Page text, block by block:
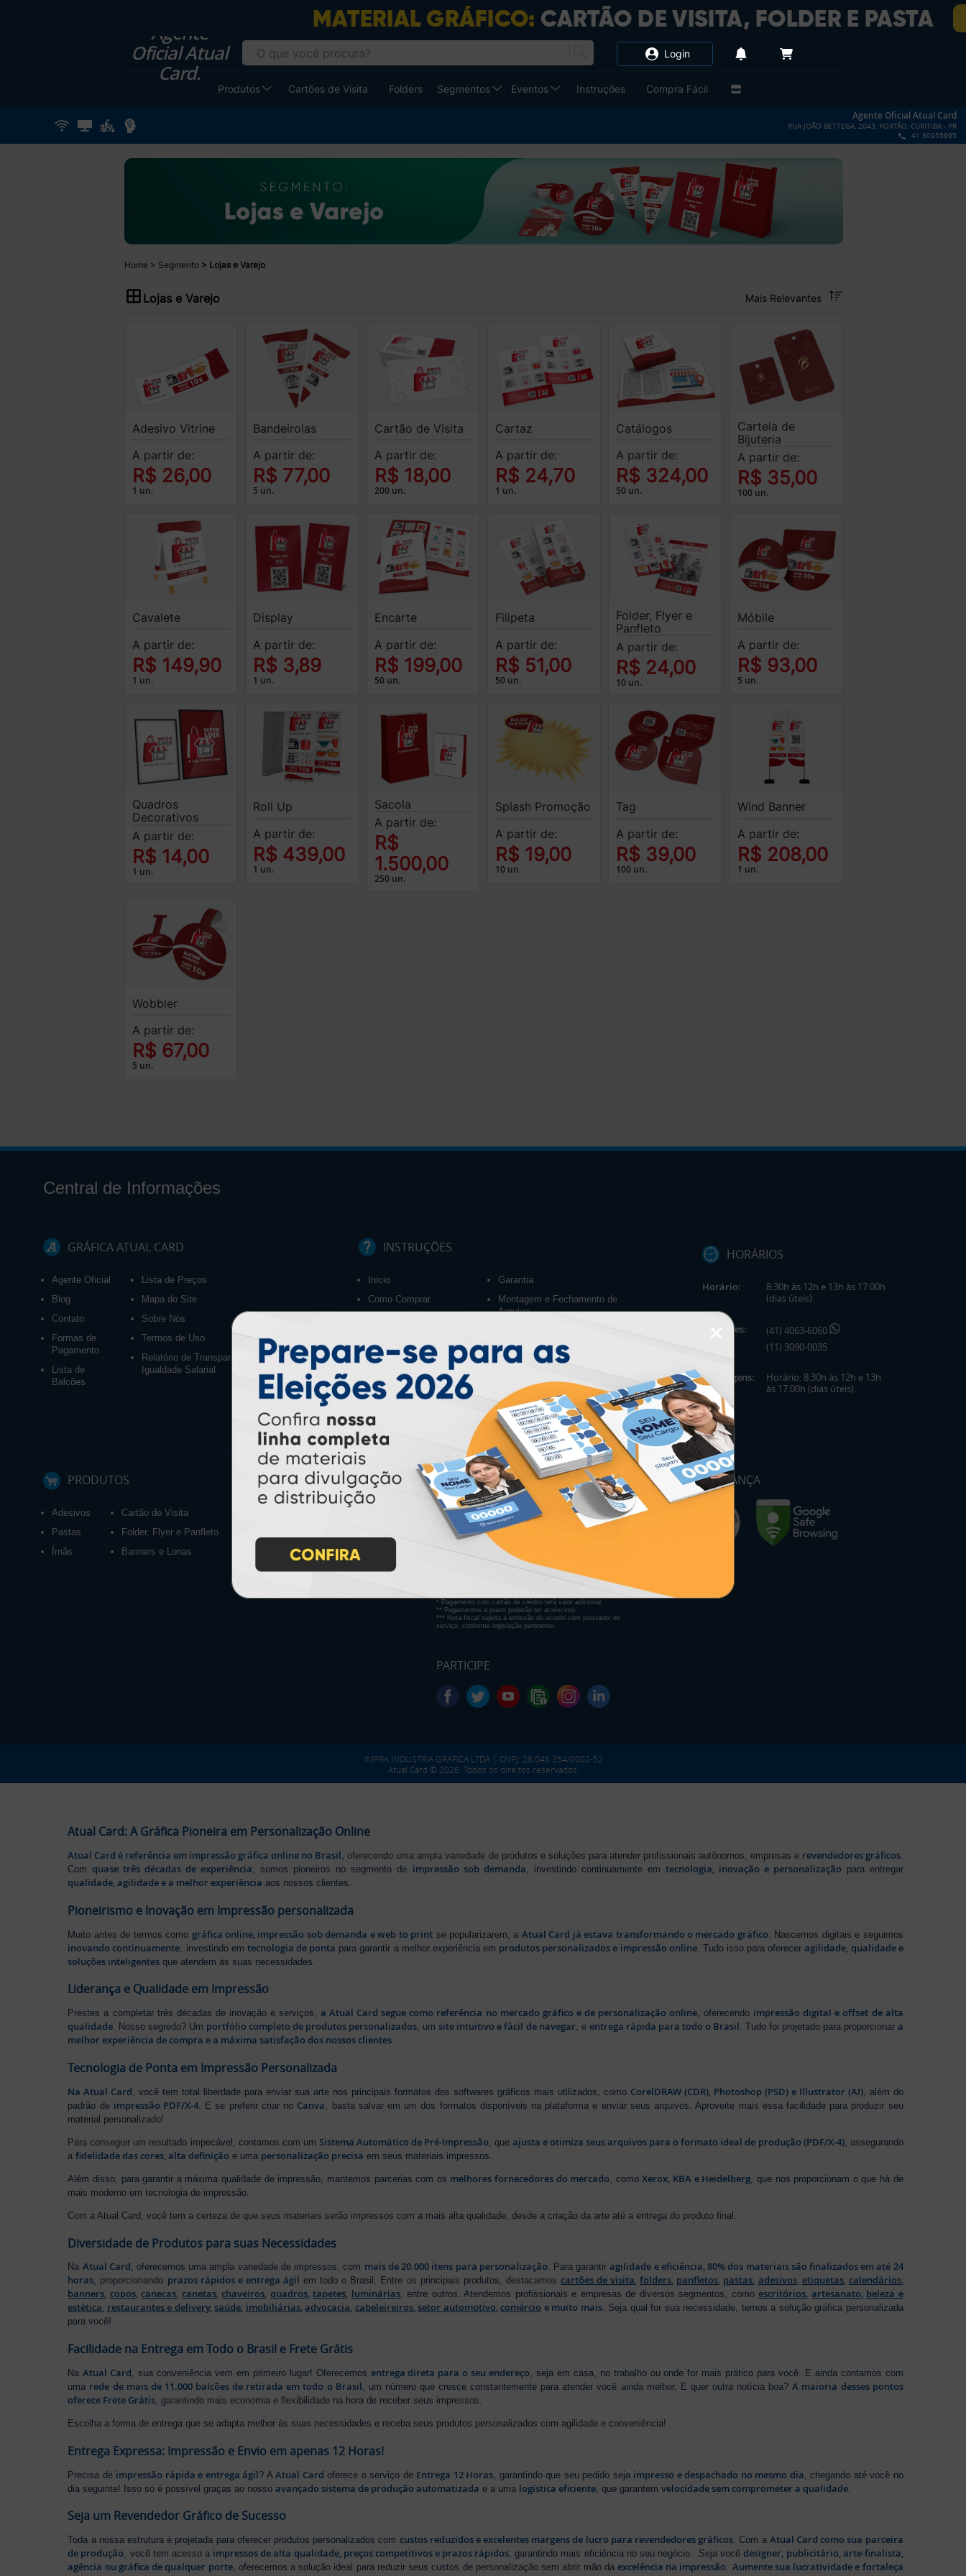
Agente
Oficial Atual
Card.
Produtos Cartões de Visita Folders Segmentos Eventos Instruções Compra Fácil
Login
Agente Oficial Atual Card
RUA JOÃO BETTEGA, 2043, PORTÃO, CURITIBA - PR
41 30955695
Home Segmento Lojas e Varejo
Lojas e Varejo
Adesivo Vitrine
A partir de:
R$ 26,00
1 un.
Bandeirolas
A partir de:
R$ 77,00
5 un.
Cartão de Visita
A partir de:
R$ 18,00
200 un.
Cartaz
A partir de:
R$ 24,70
1 un.
Catálogos
A partir de:
R$ 324,00
50 un.
Cartela de
Bijuteria
A partir de:
R$ 35,00
100 un.
Cavalete
A partir de:
R$ 149,90
1 un.
Display
A partir de:
R$ 3,89
1 un.
Encarte
A partir de:
R$ 199,00
50 un.
Filipeta
A partir de:
R$ 51,00
50 un.
Folder, Flyer e
Panfleto
A partir de:
R$ 24,00
10 un.
Móbile
A partir de:
R$ 93,00
5 un.
Quadros
Decorativos
A partir de:
R$ 14,00
1 un.
Roll Up
A partir de:
R$ 439,00
1 un.
Sacola
A partir de:
R$
1.500,00
250 un.
Splash Promoção
A partir de:
R$ 19,00
10 un.
Tag
A partir de:
R$ 39,00
100 un.
Wind Banner
A partir de:
R$ 208,00
1 un.
Wobbler
A partir de:
R$ 67,00
5 un.
Central de Informações
GRÁFICA ATUAL CARD
Agente Oficial
Blog
Contato
Formas de
Pagamento
Lista de
Balcões
Lista de Preços
Mapa do Site
Sobre Nós
Termos de Uso
Relatório de Transparência e
Igualdade Salarial
INSTRUÇÕES
Inicio
Como Comprar
Entrega 12 Horas
Garantia
Montagem e Fechamento de
Arquivo
HORÁRIOS
Horário:
8:30h às 12h e 13h às 17:00h
(dias úteis).
Telefones:
(41) 4063-6060
(11) 3090-0035
Mensagens:
Horário: 8:30h às 12h e 13h
às 17:00h (dias úteis).
PRODUTOS
Adesivos
Pastas
Ímãs
Cartão de Visita
Folder, Flyer e Panfleto
Banners e Lonas
PAGUE COM
* Pagamento com cartão de crédito terá valor adicional.
** Pagamentos a prazo poderão ter acréscimo.
*** Nota fiscal sujeita a emissão de acordo com prestador de
serviço, conforme legislação pertinente.
PARTICIPE
SEGURANÇA
IMPRA INDUSTRIA GRAFICA LTDA | CNPJ: 28.045.354/0002-52
Atual Card © 2026. Todos os direitos reservados.
Atual Card: A Gráfica Pioneira em Personalização Online
Atual Card é referência em impressão gráfica online no Brasil , oferecendo uma ampla variedade de produtos e soluções para atender profissionais autônomos, empresas e revendedores gráficos.
Comquase três décadas de experiência , somos pioneiros no segmento de impressão sob demanda , investindo continuamente em tecnologia, inovação e personalização para entregar
qualidade, agilidade e a melhor experiência aos nossos clientes.
Pioneirismo e Inovação em Impressão personalizada
Muito antes de termos como gráfica online, impressão sob demanda e web to print se popularizarem, a Atual Card já estava transformando o mercado gráfico . Nascemos digitais e seguimos
inovando continuamente , investindo em tecnologia de ponta para garantir a melhor experiência em produtos personalizados e impressão online. Tudo isso para ofereceragilidade, qualidade e
soluções inteligentes que atendem às suas necessidades.
Liderança e Qualidade em Impressão
Prestes a completar três décadas de inovação e serviços,a Atual Card segue como referência no mercado gráfico e de personalização online, oferecendo impressão digital e offset de alta
qualidade. Nosso segredo? Um portfólio completo de produtos personalizados, um site intuitivo e fácil de navegar, e entrega rápida para todo o Brasil. Tudo foi projetado para proporcionar a
melhor experiência de compra e a máxima satisfação dos nossos clientes.
Tecnologia de Ponta em Impressão Personalizada
Na Atual Card, você tem total liberdade para enviar sua arte nos principais formatos dos softwares gráficos mais utilizados, como CorelDRAW (CDR), Photoshop (PSD) e Illustrator (AI), além do
padrão de impressão PDF/X-4. E se preferir criar no Canva, basta salvar em um dos formatos disponíveis na plataforma e enviar seus arquivos. Aproveite mais essa facilidade para produzir seu
material personalizado!
Para conseguir um resultado impecável, contamos com um Sistema Automático de Pré-Impressão , queajusta e otimiza seus arquivos para o formato ideal de produção (PDF/X-4), assegurando
afidelidade das cores, alta definição e uma personalização precisa em seus materiais impressos.
Além disso, para garantir a máxima qualidade de impressão, mantemos parcerias com os melhores fornecedores do mercado , comoXerox, KBA e Heidelberg , que nos proporcionam o que há de
mais moderno em tecnologia de impressão.
Com a Atual Card, você tem a certeza de que seus materiais serão impressos com a mais alta qualidade, desde a criação da arte até a entrega do produto final.
Diversidade de Produtos para suas Necessidades
Na Atual Card, oferecemos uma ampla variedade de impressos, com mais de 20.000 itens para personalização. Para garantiragilidade e eficiência, 80% dos materiais são finalizados em até 24
horas, proporcionando prazos rápidos e entrega ágil em todo o Brasil. Entre os principais produtos, destacamos cartões de visita,folders, panfletos, pastas, adesivos, etiquetas, calendários,
banners, copos,canecas, canetas,chaveiros, quadros,tapetes, luminárias, entre outros. Atendemos profissionais e empresas de diversos segmentos, comoescritórios, artesanato, beleza e
estética, restaurantes e delivery, saúde, imobiliárias,advocacia, cabeleireiros, setor automotivo,comércio e muito mais. Seja qual for sua necessidade, temos a solução gráfica personalizada
para você!
Facilidade na Entrega em Todo o Brasil e Frete Grátis
NaAtual Card, sua conveniência vem em primeiro lugar! Oferecemos entrega direta para o seu endereço, seja em casa, no trabalho ou onde for mais prático para você. E ainda contamos com
uma rede de mais de 11.000 balcões de retirada em todo o Brasil, um número que cresce constantemente para atender você ainda melhor. E quer outra notícia boa?A maioria desses pontos
oferece Frete Grátis, garantindo mais economia e flexibilidade na hora de receber seus impressos.
Escolha a forma de entrega que se adapta melhor às suas necessidades e receba seus produtos personalizados com agilidade e conveniência!
Entrega Expressa: Impressão e Envio em apenas 12 Horas!
Precisa de impressão rápida e entrega ágil? AAtual Card oferece o serviço de Entrega 12 Horas , garantindo que seu pedido seja impresso e despachado no mesmo dia , chegando até você no
dia seguinte! Isso só é possível graças ao nossoavançado sistema de produção automatizada e a uma logística eficiente , que garantemvelocidade sem comprometer a qualidade
Seja um Revendedor Gráfico de Sucesso
Toda a nossa estrutura é projetada para oferecer produtos personalizados com custos reduzidos e excelentes margens de lucro para revendedores gráficos. Com a Atual Card como sua parceira
de produção, você tem acesso a impressos de alta qualidade, preços competitivos e prazos rápidos, garantindo mais eficiência no seu negócio. Seja vocêdesigner, publicitário, arte-finalista,
agência ou gráfica de qualquer porte, oferecemos a solução ideal para reduzir seus custos de personalização sem abrir mão daexcelência na impressão. Aumente sua lucratividade e fortaleça